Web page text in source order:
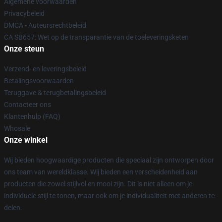
Privacybeleid
DMCA - Auteursrechtbeleid
CA SB657: Wet op de transparantie van de toeleveringsketen
Onze steun
Verzend- en leveringsbeleid
Betalingsvoorwaarden
Teruggave & terugbetalingsbeleid
Contacteer ons
Klantenhulp (FAQ)
Whosale
Onze winkel
Wij bieden hoogwaardige producten die speciaal zijn ontworpen door
ons team van wereldklasse. Wij bieden een verscheidenheid aan
producten die zowel stijlvol en mooi zijn. Dit is niet alleen om je
individuele stijl te tonen, maar ook om je individualiteit met anderen te
delen.